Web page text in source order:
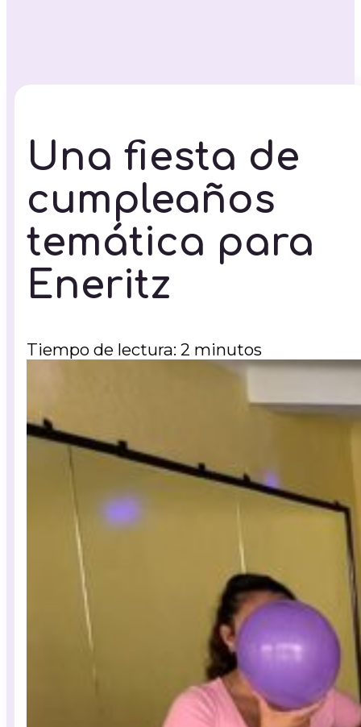
Una fiesta de
cumpleaños
temática para
Eneritz
Tiempo de lectura: 2 minutos